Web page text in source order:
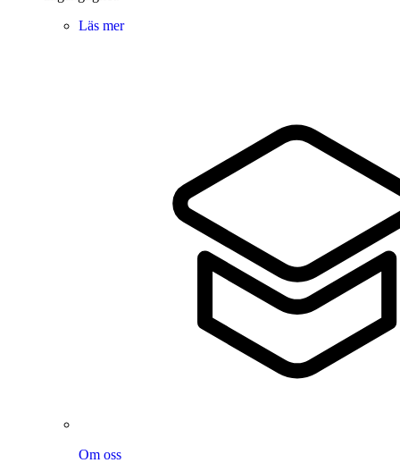
Läs mer
Om oss